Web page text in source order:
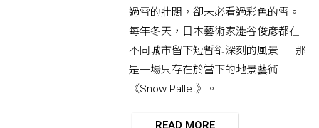
過雪的壯闊，卻未必看過彩色的雪。
每年冬天，日本藝術家澁谷俊彦都在
不同城市留下短暫卻深刻的風景——那
是一場只存在於當下的地景藝術
《Snow Pallet》。
READ MORE